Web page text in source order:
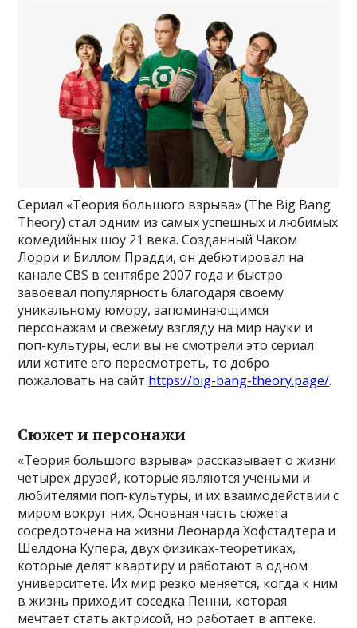
Сериал «Теория большого взрыва» (The Big Bang
Theory) стал одним из самых успешных и любимых
комедийных шоу 21 века. Созданный Чаком
Лорри и Биллом Прадди, он дебютировал на
канале CBS в сентябре 2007 года и быстро
завоевал популярность благодаря своему
уникальному юмору, запоминающимся
персонажам и свежему взгляду на мир науки и
поп-культуры, если вы не смотрели это сериал
или хотите его пересмотреть, то добро
пожаловать на сайт https://big-bang-theory.page/.
Сюжет и персонажи
«Теория большого взрыва» рассказывает о жизни
четырех друзей, которые являются учеными и
любителями поп-культуры, и их взаимодействии с
миром вокруг них. Основная часть сюжета
сосредоточена на жизни Леонарда Хофстадтера и
Шелдона Купера, двух физиках-теоретиках,
которые делят квартиру и работают в одном
университете. Их мир резко меняется, когда к ним
в жизнь приходит соседка Пенни, которая
мечтает стать актрисой, но работает в аптеке.